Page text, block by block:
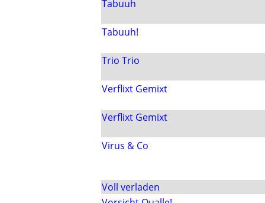
Tabuuh
Tabuuh!
Trio Trio
Verflixt Gemixt
Verflixt Gemixt
Virus & Co
Voll verladen